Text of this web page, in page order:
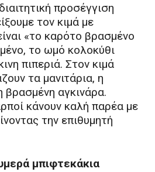
προσέγγιση
τον κιμά με
«το καρότο βρασμένο
το ωμό κολοκύθι
πιπεριά. Στον κιμά
τα μανιτάρια, η
βρασμένη αγκινάρα.
κάνουν καλή παρέα με
την επιθυμητή
μπιφτεκάκια